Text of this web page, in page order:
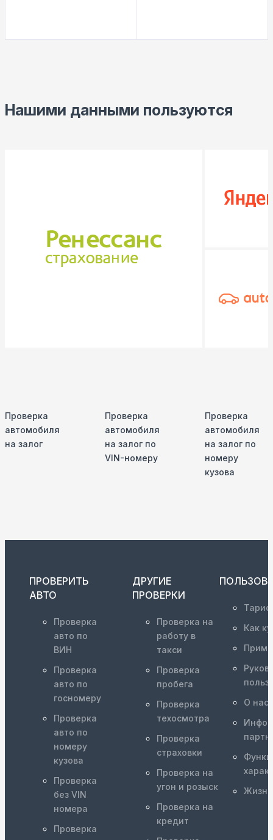
Нашими данными пользуются
Проверка
автомобиля
на залог
Проверка
автомобиля
на залог по
VIN-номеру
Проверка
автомобиля
на залог по
номеру
кузова
ПРОВЕРИТЬ
АВТО
Проверка
авто по
ВИН
Проверка
авто по
госномеру
Проверка
авто по
номеру
кузова
Проверка
без VIN
номера
Проверка
ДРУГИЕ
ПРОВЕРКИ
Проверка на
работу в
такси
Проверка
пробега
Проверка
техосмотра
Проверка
страховки
Проверка на
угон и розыск
Проверка на
кредит
Как
О нас